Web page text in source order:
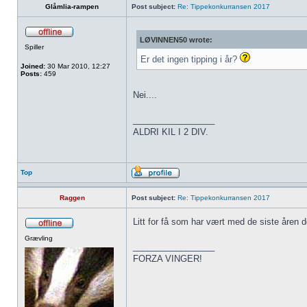
Glåmlia-rampen Post subject: Re: Tippekonkurransen 2017
Spiller
Joined: 30 Mar 2010, 12:27
Posts: 459
LØVINNEN50 wrote:
Er det ingen tipping i år?
Nei....
ALDRI KIL I 2 DIV.
Top
Raggen Post subject: Re: Tippekonkurransen 2017
Grævling
Litt for få som har vært med de siste åren
FORZA VINGER!